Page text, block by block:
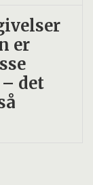
er
det